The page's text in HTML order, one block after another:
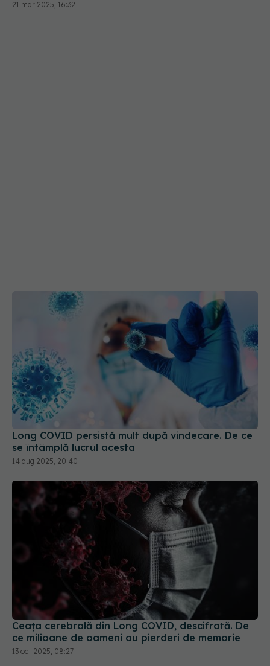
Long COVID persistă mult după vindecare. De ce
se întâmplă lucrul acesta
14 aug 2025, 20:40
Ceața cerebrală din Long COVID, descifrată. De
ce milioane de oameni au pierderi de memorie
13 oct 2025, 08:27